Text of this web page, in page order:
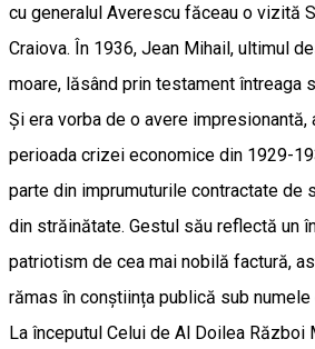
cu generalul Averescu făceau o vizită
Craiova. În 1936, Jean Mihail, ultimul
moare, lăsând prin testament întreaga
Și era vorba de o avere impresionantă,
perioada crizei economice din 1929-
parte din imprumuturile contractate de
din străinătate. Gestul său reflectă un
patriotism de cea mai nobilă factură,
rămas în conștiința publică sub
La începutul Celui de Al Doilea Război